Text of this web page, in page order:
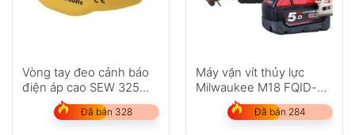
Vòng tay đeo cảnh báo
điện áp cao SEW 325
Đã bán 328
Máy vặn vít thủy lực
Milwaukee M18 FQID-
Đã bán 284